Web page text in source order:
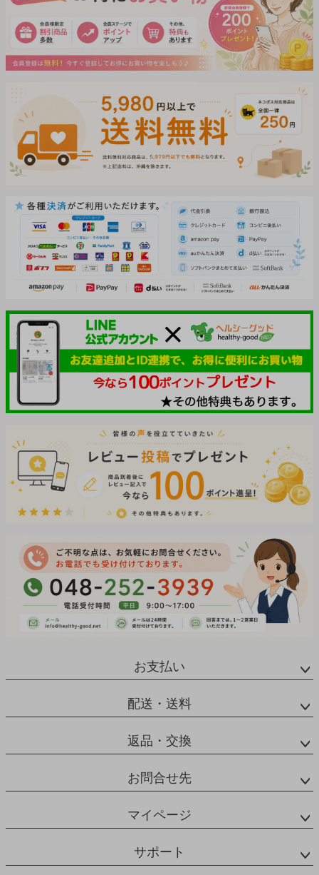
お支払い
配送・送料
返品・交換
お問合せ先
マイページ
サポート